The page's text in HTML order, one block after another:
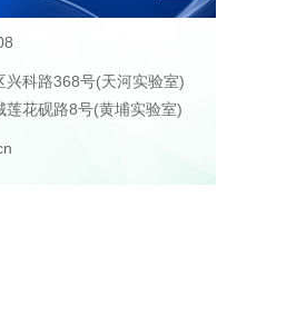
兴科路368号(天河实验室)
莲花砚路8号(黄埔实验室)